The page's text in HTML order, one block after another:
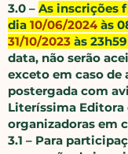
3.0 – As inscrições
dia 10/06/2024 às
31/10/2023 às
data, não serão
exceto em caso de
postergada com
Literíssima Editora
organizadoras em
​3.1 – Para